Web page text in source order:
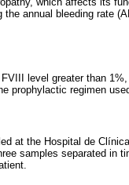
annual bleeding rate
level greater than
prophylactic regimen
at the Hospital de
samples separated in